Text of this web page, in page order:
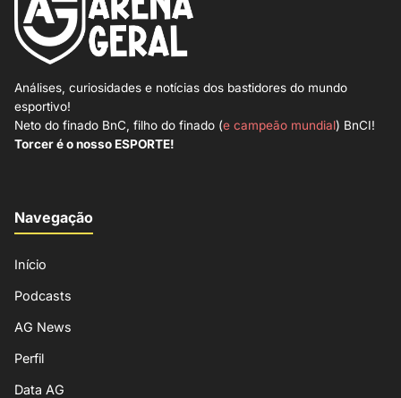
Análises, curiosidades e notícias dos bastidores do mundo
esportivo!
Neto do finado BnC, filho do finado (e campeão mundial) BnCI!
Torcer é o nosso ESPORTE!
Navegação
Início
Podcasts
AG News
Perfil
Data AG